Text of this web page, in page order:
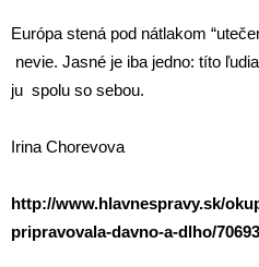
Európa stená pod nátlakom
nevie. Jasné je iba jedno: títo
ju spolu so sebou.
Irina Chorevova
http://www.hlavnespravy.sk/
pripravovala-davno-a-dlho/